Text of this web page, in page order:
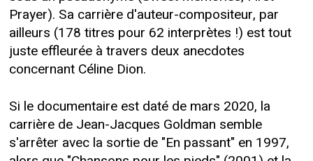
Prayer). Sa carrière d'auteur-compositeur, par
ailleurs (178 titres pour 62 interprètes !) est tout
juste effleurée à travers deux anecdotes
concernant Céline Dion.
Si le documentaire est daté de mars 2020, la
carrière de Jean-Jacques Goldman semble
s'arrêter avec la sortie de "En passant" en 1997,